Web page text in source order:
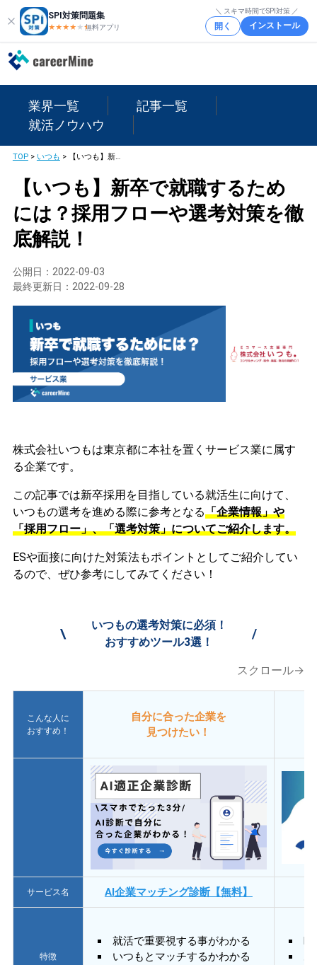
SPI対策問題集
★★★★ ★★
無料アプリ
＼ スキマ時間でSPI対策 ／
開く インストール
業界一覧
記事一覧
就活ノウハウ
TOP> いつも > 【いつも】新卒で就職するためには？採用フローや選考対策を徹底解説！
【いつも】新卒で就職するため
には？採用フローや選考対策を徹
底解説！
公開日： 2022-09-03
最終更新日： 2022-09-28
株式会社いつもは東京都に本社を置くサービス業に属す
る企業です。
この記事では新卒採用を目指している就活生に向けて、
いつもの選考を進める際に参考となる「企業情報」や
「採用フロー」、「選考対策」についてご紹介します。
ESや面接に向けた対策法もポイントとしてご紹介してい
るので、ぜひ参考にしてみてください！
\
いつもの選考対策に必須！
おすすめツール3選！
/
スクロール→
こんな人に
おすすめ！
自分に合った企業を
見つけたい！
サービス名 AI企業マッチング診断【無料】
特徴
就活で重要視する事がわかる
いつもとマッチするかわかる